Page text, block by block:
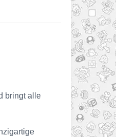
bringt alle